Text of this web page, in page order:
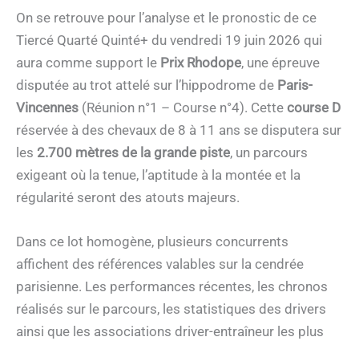
On se retrouve pour l’analyse et le pronostic de ce
Tiercé Quarté Quinté+ du vendredi 19 juin 2026 qui
aura comme support le Prix Rhodope, une épreuve
disputée au trot attelé sur l’hippodrome de Paris-
Vincennes (Réunion n°1 – Course n°4). Cette course D
réservée à des chevaux de 8 à 11 ans se disputera sur
les 2.700 mètres de la grande piste, un parcours
exigeant où la tenue, l’aptitude à la montée et la
régularité seront des atouts majeurs.
Dans ce lot homogène, plusieurs concurrents
affichent des références valables sur la cendrée
parisienne. Les performances récentes, les chronos
réalisés sur le parcours, les statistiques des drivers
ainsi que les associations driver-entraîneur les plus